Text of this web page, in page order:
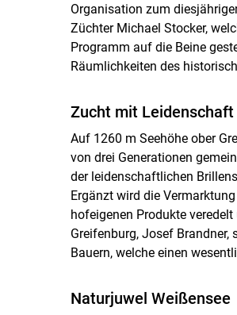
Organisation zum
Züchter Michael Stocker,
Programm auf die Beine
Räumlichkeiten des
Zucht mit Leidenschaft
Auf 1260 m Seehöhe ober
von drei Generationen
der leidenschaftlichen
Ergänzt wird die
hofeigenen Produkte
Greifenburg, Josef
Bauern, welche einen
Naturjuwel Weißensee